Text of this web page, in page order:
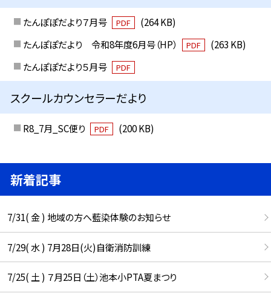
たんぽぽだより７月号 PDF
(264 KB)
たんぽぽだより 令和8年度6月号（HP）
PDF
(263 KB)
たんぽぽだより５月号
PDF
スクールカウンセラーだより
R8_7月_SC便り PDF (200 KB)
新着記事
7/31( 金 ) 地域の方へ藍染体験のお知らせ
7/29( 水 ) 7月28日(火)自衛消防訓練
7/25( 土 ) ７月25日（土）池本小PTA夏まつり